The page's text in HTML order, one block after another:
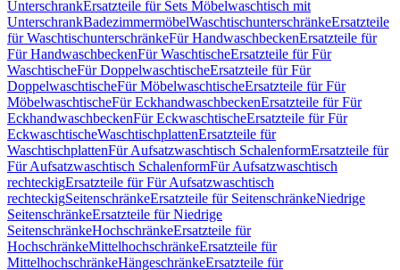
UnterschrankErsatzteile für Sets Möbelwaschtisch mit
UnterschrankBadezimmermöbelWaschtischunterschränkeErsatzteile
für WaschtischunterschränkeFür HandwaschbeckenErsatzteile für
Für HandwaschbeckenFür WaschtischeErsatzteile für Für
WaschtischeFür DoppelwaschtischeErsatzteile für Für
DoppelwaschtischeFür MöbelwaschtischeErsatzteile für Für
MöbelwaschtischeFür EckhandwaschbeckenErsatzteile für Für
EckhandwaschbeckenFür EckwaschtischeErsatzteile für Für
EckwaschtischeWaschtischplattenErsatzteile für
WaschtischplattenFür Aufsatzwaschtisch SchalenformErsatzteile für
Für Aufsatzwaschtisch SchalenformFür Aufsatzwaschtisch
rechteckigErsatzteile für Für Aufsatzwaschtisch
rechteckigSeitenschränkeErsatzteile für SeitenschränkeNiedrige
SeitenschränkeErsatzteile für Niedrige
SeitenschränkeHochschränkeErsatzteile für
HochschränkeMittelhochschränkeErsatzteile für
MittelhochschränkeHängeschränkeErsatzteile für